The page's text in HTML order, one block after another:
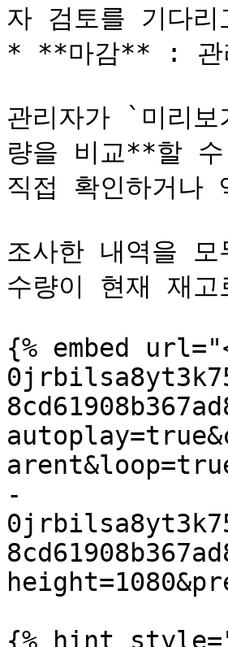
자 검토를 기다
* **마감** : 관
관리자가 `미리
량을 비교**할
직접 확인하거나
조사한 내역을
수량이 현재 재
{% embed
-
{% hint